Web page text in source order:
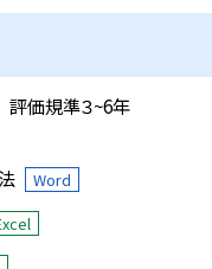
価規準３~6年
Word